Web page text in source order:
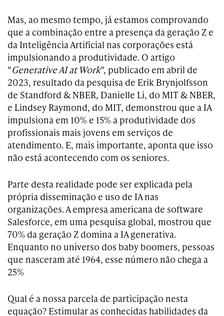
Mas, ao mesmo tempo, já estamos comprovando
que a combinação entre a presença da geração Z e
da Inteligência Artificial nas corporações está
impulsionando a produtividade. O artigo
“Generative AI at Work”, publicado em abril de
2023, resultado da pesquisa de Erik Brynjolfsson
de Standford & NBER, Danielle Li, do MIT & NBER,
e Lindsey Raymond, do MIT, demonstrou que a IA
impulsiona em 10% e 15% a produtividade dos
profissionais mais jovens em serviços de
atendimento. E, mais importante, aponta que isso
não está acontecendo com os seniores.
Parte desta realidade pode ser explicada pela
própria disseminação e uso de IA nas
organizações. A empresa americana de software
Salesforce, em uma pesquisa global, mostrou que
70% da geração Z domina a IA generativa.
Enquanto no universo dos baby boomers, pessoas
que nasceram até 1964, esse número não chega a
25%
Qual é a nossa parcela de participação nesta
equação? Estimular as conhecidas habilidades da